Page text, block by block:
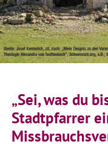
„Sei, was du
Stadtpfarrer